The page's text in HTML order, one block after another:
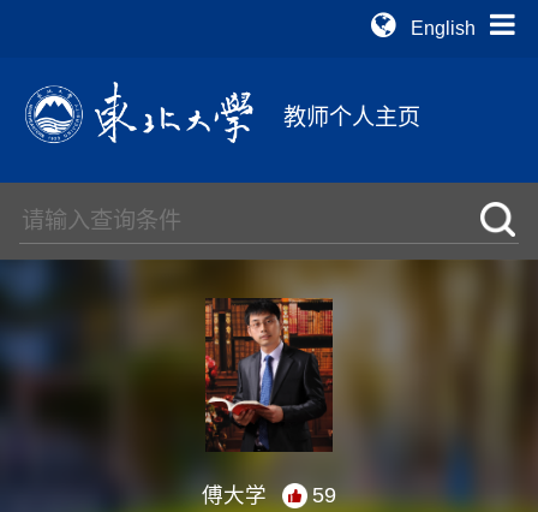
English
教师个人主页
傅大学 59